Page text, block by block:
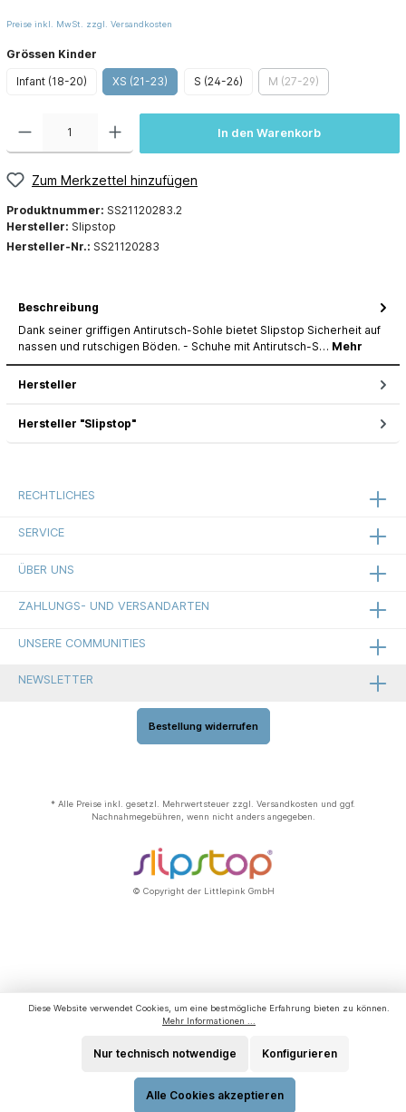
Preise inkl. MwSt. zzgl. Versandkosten
Grössen Kinder
Infant (18-20) XS (21-23) S (24-26) M (27-29)
In den Warenkorb
Zum Merkzettel hinzufügen
Produktnummer: SS21120283.2
Hersteller: Slipstop
Hersteller-Nr.: SS21120283
Beschreibung
Dank seiner griffigen Antirutsch-Sohle bietet Slipstop Sicherheit auf
nassen und rutschigen Böden. - Schuhe mit Antirutsch-S… Mehr
Hersteller
Hersteller "Slipstop"
RECHTLICHES
SERVICE
ÜBER UNS
ZAHLUNGS- UND VERSANDARTEN
UNSERE COMMUNITIES
NEWSLETTER
Bestellung widerrufen
* Alle Preise inkl. gesetzl. Mehrwertsteuer zzgl. Versandkosten und ggf.
Nachnahmegebühren, wenn nicht anders angegeben.
© Copyright der Littlepink GmbH
Diese Website verwendet Cookies, um eine bestmögliche Erfahrung bieten zu können.
Mehr Informationen ...
Nur technisch notwendige Konfigurieren
Alle Cookies akzeptieren